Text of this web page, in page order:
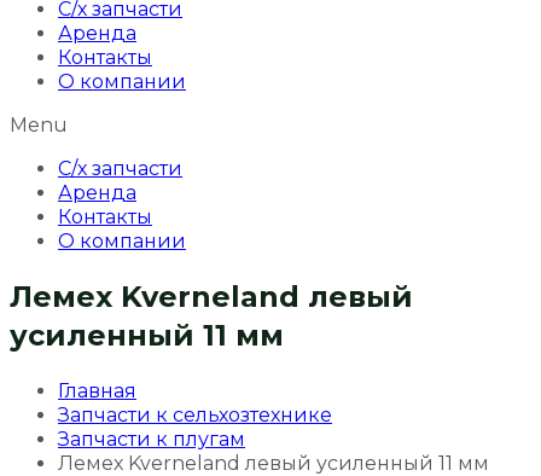
С/х запчасти
Аренда
Контакты
О компании
Menu
С/х запчасти
Аренда
Контакты
О компании
Лемех Kverneland левый
усиленный 11 мм
Главная
Запчасти к сельхозтехнике
Запчасти к плугам
Лемех Kverneland левый усиленный 11 мм